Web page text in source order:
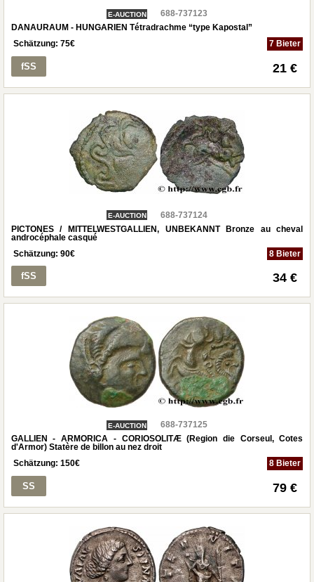
E-AUCTION
688-737123
DANAURAUM - HUNGARIEN Tétradrachme “type Kapostal”
Schätzung: 75€ 7 Bieter
fSS 21 €
E-AUCTION
688-737124
PICTONES / MITTELWESTGALLIEN, UNBEKANNT Bronze au cheval
androcéphale casqué
Schätzung: 90€ 8 Bieter
fSS 34 €
E-AUCTION
688-737125
GALLIEN - ARMORICA - CORIOSOLITÆ (Region die Corseul, Cotes
d'Armor) Statère de billon au nez droit
Schätzung: 150€ 8 Bieter
SS 79 €